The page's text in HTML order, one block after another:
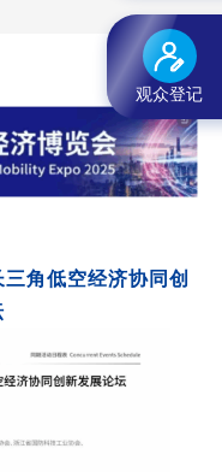
三角低空经济协同创
观众登记